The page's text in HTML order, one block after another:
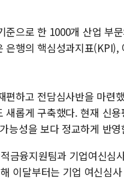
으로 한 1000개 산업 부
행의 핵심성과지표(KPI),
하고 전담심사반을 마련
롭게 구축했다. 현재 신
능성을 보다 정교하게 반
금융지원팀과 기업여신심
이달부터는 기업 여신심